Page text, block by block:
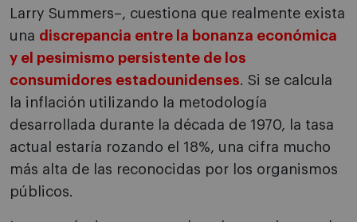
Larry Summers–, cuestiona que realmente exista
una discrepancia entre la bonanza económica
y el pesimismo persistente de los
consumidores estadounidenses. Si se calcula
la inflación utilizando la metodología
desarrollada durante la década de 1970, la tasa
actual estaría rozando el 18%, una cifra mucho
más alta de las reconocidas por los organismos
públicos.